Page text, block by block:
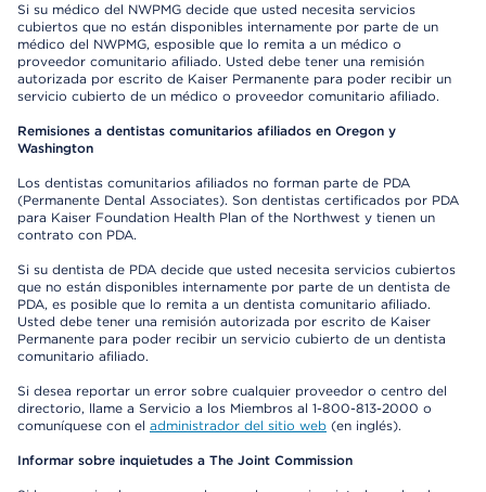
Si su médico del NWPMG decide que usted necesita servicios
cubiertos que no están disponibles internamente por parte de un
médico del NWPMG, esposible que lo remita a un médico o
proveedor comunitario afiliado. Usted debe tener una remisión
autorizada por escrito de Kaiser Permanente para poder recibir un
servicio cubierto de un médico o proveedor comunitario afiliado.
Remisiones a dentistas comunitarios afiliados en Oregon y
Washington
Los dentistas comunitarios afiliados no forman parte de PDA
(Permanente Dental Associates). Son dentistas certificados por PDA
para Kaiser Foundation Health Plan of the Northwest y tienen un
contrato con PDA.
Si su dentista de PDA decide que usted necesita servicios cubiertos
que no están disponibles internamente por parte de un dentista de
PDA, es posible que lo remita a un dentista comunitario afiliado.
Usted debe tener una remisión autorizada por escrito de Kaiser
Permanente para poder recibir un servicio cubierto de un dentista
comunitario afiliado.
Si desea reportar un error sobre cualquier proveedor o centro del
directorio, llame a Servicio a los Miembros al 1-800-813-2000 o
comuníquese con el administrador del sitio web (en inglés).
Informar sobre inquietudes a The Joint Commission